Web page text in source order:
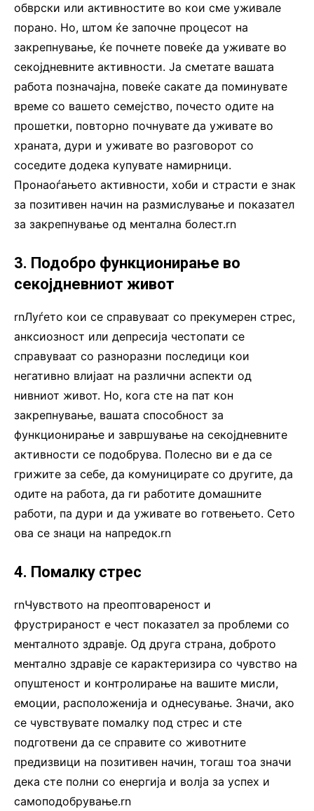
обврски или активностите во кои сме уживале
порано. Но, штом ќе започне процесот на
закрепнување, ќе почнете повеќе да уживате во
секојдневните активности. Ја сметате вашата
работа позначајна, повеќе сакате да поминувате
време со вашето семејство, почесто одите на
прошетки, повторно почнувате да уживате во
храната, дури и уживате во разговорот со
соседите додека купувате намирници.
Пронаоѓањето активности, хоби и страсти е знак
за позитивен начин на размислување и показател
за закрепнување од ментална болест.rn
3. Подобро функционирање во
секојдневниот живот
rnЛуѓето кои се справуваат со прекумерен стрес,
анксиозност или депресија честопати се
справуваат со разноразни последици кои
негативно влијаат на различни аспекти од
нивниот живот. Но, кога сте на пат кон
закрепнување, вашата способност за
функционирање и завршување на секојдневните
активности се подобрува. Полесно ви е да се
грижите за себе, да комуницирате со другите, да
одите на работа, да ги работите домашните
работи, па дури и да уживате во готвењето. Сето
ова се знаци на напредок.rn
4. Помалку стрес
rnЧувството на преоптовареност и
фрустрираност е чест показател за проблеми со
менталното здравје. Од друга страна, доброто
ментално здравје се карактеризира со чувство на
опуштеност и контролирање на вашите мисли,
емоции, расположенија и однесување. Значи, ако
се чувствувате помалку под стрес и сте
подготвени да се справите со животните
предизвици на позитивен начин, тогаш тоа значи
дека сте полни со енергија и волја за успех и
самоподобрување.rn